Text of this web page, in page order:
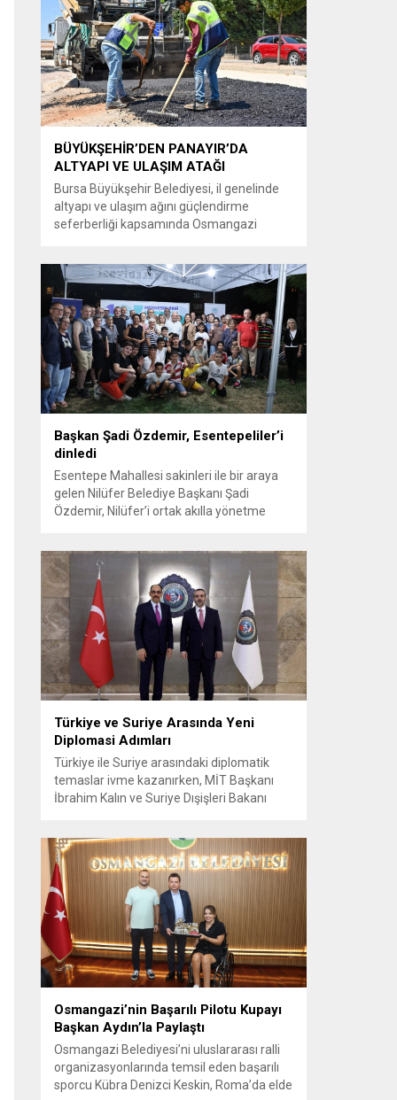
re’sen soruşturma başlatıldı. Özkök,
hakkındaki soruşturma kapsamında
Çağlayan’daki İstanbul Adalet Sarayı’na
giderek savcılığa ifade verdi. İfadesinin
ardından adliyeden ayrıldığı bildirildi.
Programdaki sözleri ve savunması...
BÜYÜKŞEHİR’DEN PANAYIR’DA
ALTYAPI VE ULAŞIM ATAĞI
Bursa Büyükşehir Belediyesi, il genelinde
altyapı ve ulaşım ağını güçlendirme
seferberliği kapsamında Osmangazi
Büyükşehir Belediyesi, BUSKİ Genel
Müdürlüğü ve Ulaşım Dairesi Başkanlığı
koordinasyonuyla Osmangazi ilçesine bağlı
Panayır Mahallesi 3’üncü Pınar
Caddesi’nde altyapı ve üstyapıyı yenileme
çalışmalarında sona yaklaştı. Bölgenin en...
Başkan Şadi Özdemir, Esentepeliler’i
dinledi
Esentepe Mahallesi sakinleri ile bir araya
gelen Nilüfer Belediye Başkanı Şadi
Özdemir, Nilüfer’i ortak akılla yönetme
sorunların üstesinden gelmeye çalıştıklarını
vurguladı. Nilüfer Belediyesi tarafından
mahallelerin ihtiyaçlarını yerinde tespit
edip, çözüm oluşturmak amacıyla
başlatılan “Şadi Başkan’la Akşam Çayı”
buluşmaları, sıcak havaya rağmen...
Türkiye ve Suriye Arasında Yeni
Diplomasi Adımları
Türkiye ile Suriye arasındaki diplomatik
temaslar ivme kazanırken, MİT Başkanı
İbrahim Kalın ve Suriye Dışişleri Bakanı
birliği imkanları ve bölgesel istikrar konuları
detaylı şekilde ele alındı. Taraflar, komşu
ülkelerle ilişkilerin güçlendirilmesinin
gerekliliği üzerinde mutabık kaldı; ayrıca
Suriye-Lübnan ilişkilerine...
Osmangazi’nin Başarılı Pilotu Kupayı
Başkan Aydın’la Paylaştı
Osmangazi Belediyesi’ni uluslararası ralli
organizasyonlarında temsil eden başarılı
sporcu Kübra Denizci Keskin, Roma’da elde